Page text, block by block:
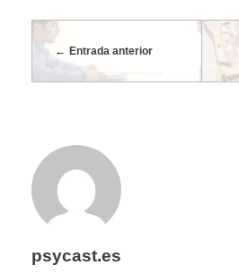
g
c
a
c
Entrada anterior
psycast.es